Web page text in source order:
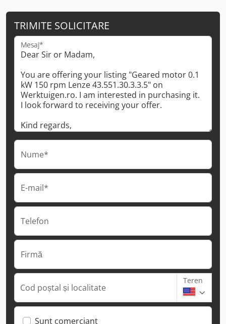
TRIMITE SOLICITARE
Mesaj*
Nume*
E-mail*
Telefon
Firmă
Cod poștal și localitate
Teren
Sunt comerciant